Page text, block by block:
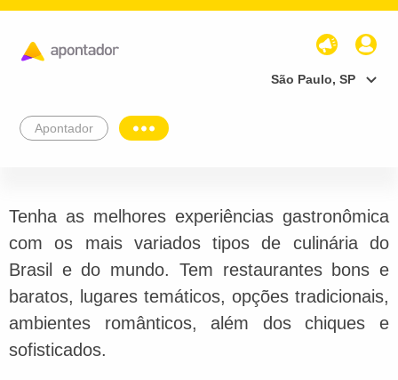
São Paulo, SP
Apontador
Tenha as melhores experiências gastronômica
com os mais variados tipos de culinária do
Brasil e do mundo. Tem restaurantes bons e
baratos, lugares temáticos, opções tradicionais,
ambientes românticos, além dos chiques e
sofisticados.